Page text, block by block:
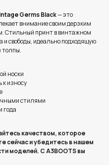
Germs Black— это
внимание своим дерзким
Стильный принт в винтажном
и свободы, идеально подходящую
толпы.
носки
к износу
стилями
года
качеством, которое
сейчас и убедитесь в нашем
моделей. С A3BOOTS вы